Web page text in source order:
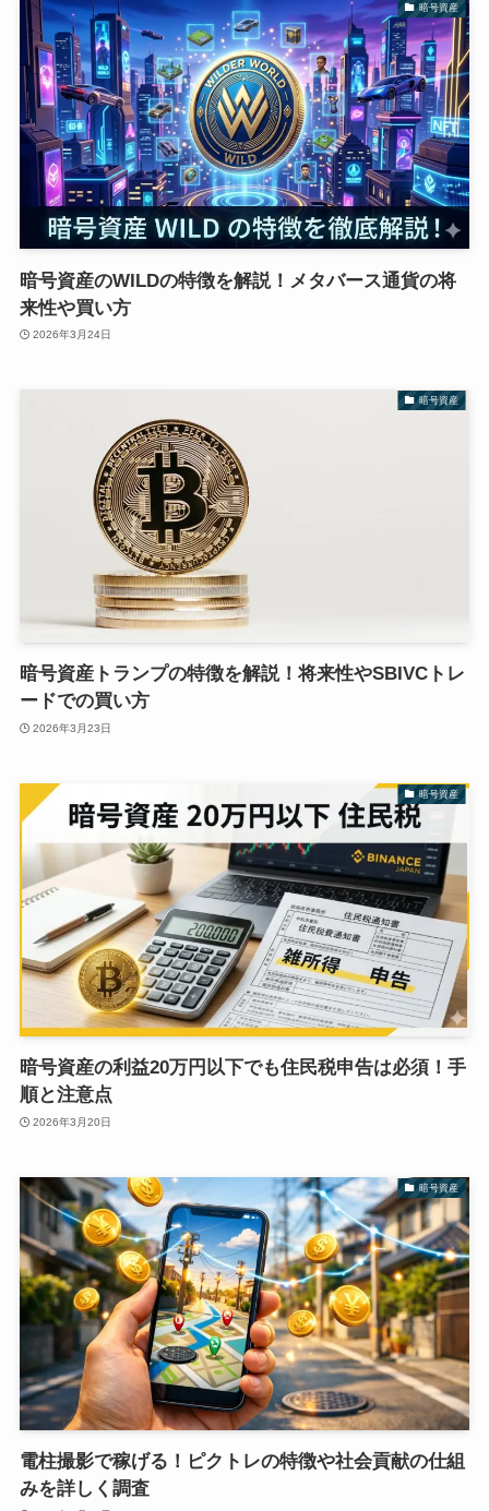
暗号資産
暗号資産のWILDの特徴を解説！メタバース通貨の将
来性や買い方
2026年3月24日
暗号資産
暗号資産トランプの特徴を解説！将来性やSBIVCトレ
ードでの買い方
2026年3月23日
暗号資産
暗号資産の利益20万円以下でも住民税申告は必須！手
順と注意点
2026年3月20日
暗号資産
電柱撮影で稼げる！ピクトレの特徴や社会貢献の仕組
みを詳しく調査